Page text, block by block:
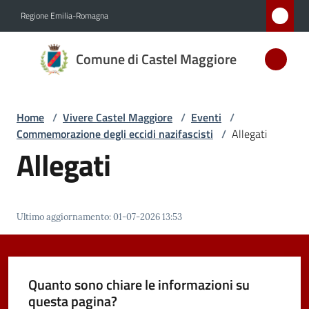
Regione Emilia-Romagna
Comune di Castel Maggiore
Comune
di Castel
D'ARGENTO
AL MERITO
Amministrazione
Novità
Servizi
Home / Vivere Castel Maggiore / Eventi /
Commemorazione degli eccidi nazifascisti / Allegati
Allegati
Ultimo aggiornamento:01-07-2026 13:53
Quanto sono chiare le informazioni su
questa pagina?